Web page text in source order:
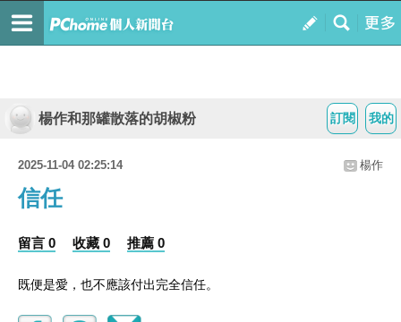
我的
訂閱
楊作和那罐散落的胡椒粉
2025-11-04 02:25:14 楊作
信任
留言 0 收藏 0 推薦 0
既便是愛，也不應該付出完全信任。